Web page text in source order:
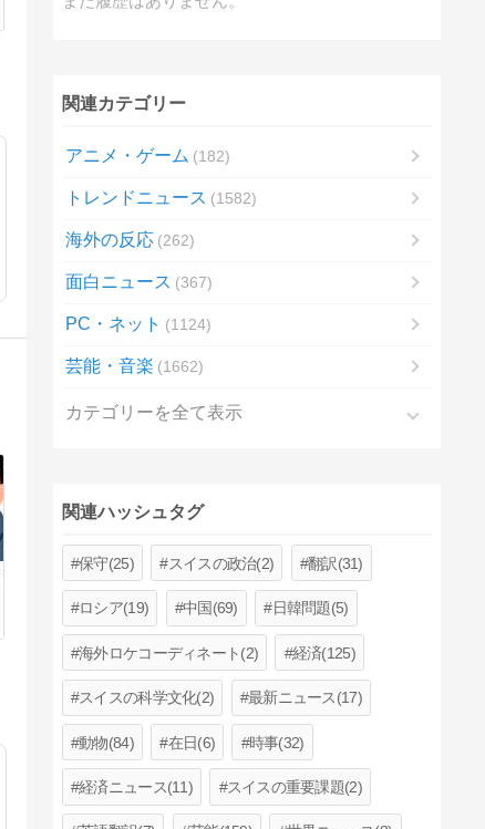
関連カテゴリー
アニメ・ゲーム 182
トレンドニュース 1582
海外の反応 262
面白ニュース 367
PC・ネット 1124
芸能・音楽 1662
カテゴリーを全て表示
関連ハッシュタグ
保守(25) スイスの政治(2) 翻訳(31)
ロシア(19) 中国(69) 日韓問題(5)
海外ロケコーディネート(2) 経済(125)
スイスの科学文化(2) 最新ニュース(17)
動物(84) 在日(6) 時事(32)
経済ニュース(11) スイスの重要課題(2)